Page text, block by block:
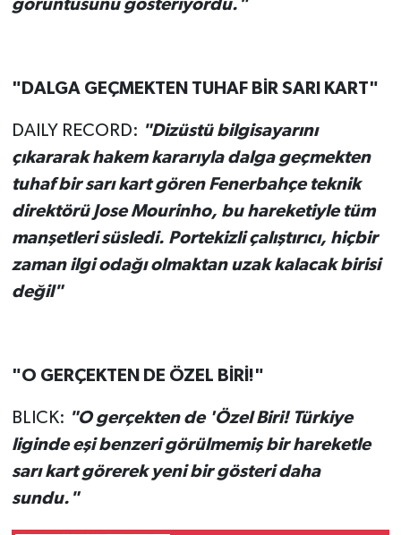
görüntüsünü gösteriyordu."
"DALGA GEÇMEKTEN TUHAF BİR SARI KART"
DAILY RECORD: "Dizüstü bilgisayarını
çıkararak hakem kararıyla dalga geçmekten
tuhaf bir sarı kart gören Fenerbahçe teknik
direktörü Jose Mourinho, bu hareketiyle tüm
manşetleri süsledi. Portekizli çalıştırıcı, hiçbir
zaman ilgi odağı olmaktan uzak kalacak birisi
değil"
"O GERÇEKTEN DE ÖZEL BİRİ!"
BLICK: "O gerçekten de 'Özel Biri! Türkiye
liginde eşi benzeri görülmemiş bir hareketle
sarı kart görerek yeni bir gösteri daha
sundu."